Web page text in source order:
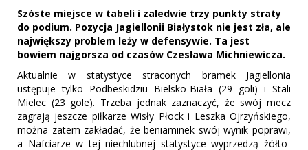
Szóste miejsce w tabeli i zaledwie trzy punkty straty
do podium. Pozycja Jagiellonii Białystok nie jest zła, ale
największy problem leży w defensywie. Ta jest
bowiem najgorsza od czasów Czesława Michniewicza.
Aktualnie w statystyce straconych bramek Jagiellonia
ustępuje tylko Podbeskidziu Bielsko-Biała (29 goli) i Stali
Mielec (23 gole). Trzeba jednak zaznaczyć, że swój mecz
zagrają jeszcze piłkarze Wisły Płock i Leszka Ojrzyńskiego,
można zatem zakładać, że beniaminek swój wynik poprawi,
a Nafciarze w tej niechlubnej statystyce wyprzedzą żółto-